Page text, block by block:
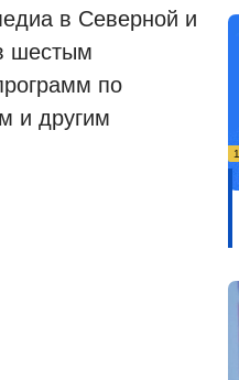
в Северной и
шестым
по
и другим